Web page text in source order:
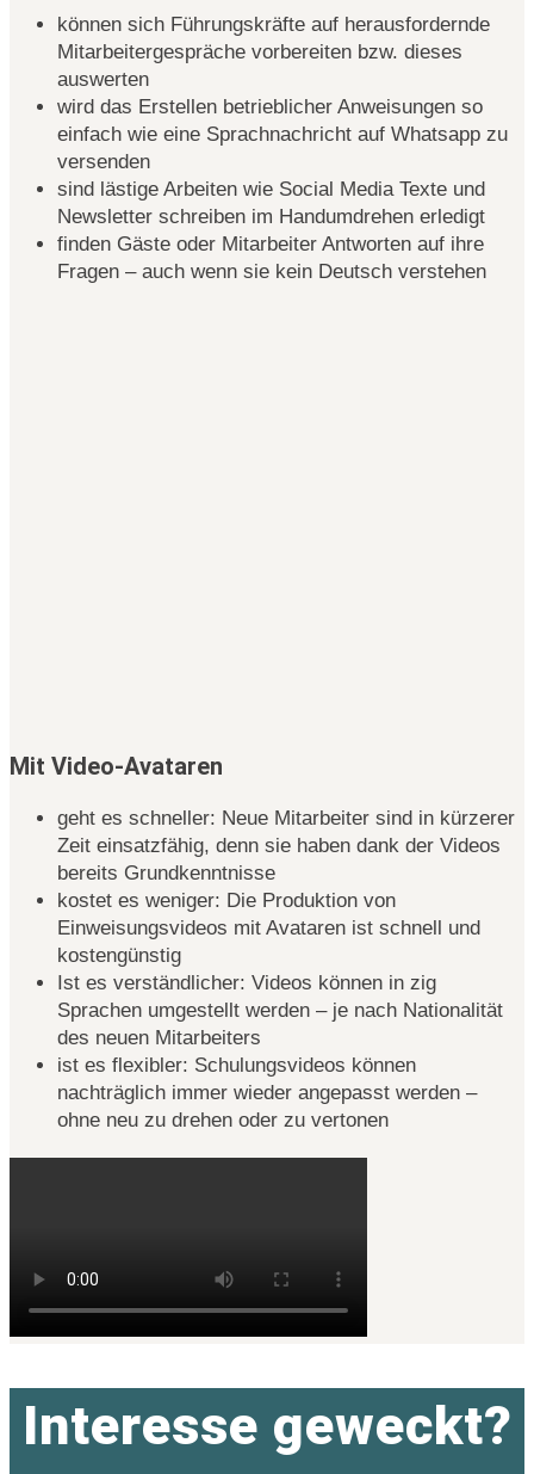
können sich Führungskräfte auf herausfordernde
Mitarbeitergespräche vorbereiten bzw. dieses
auswerten
wird das Erstellen betrieblicher Anweisungen so
einfach wie eine Sprachnachricht auf Whatsapp zu
versenden
sind lästige Arbeiten wie Social Media Texte und
Newsletter schreiben im Handumdrehen erledigt
finden Gäste oder Mitarbeiter Antworten auf ihre
Fragen – auch wenn sie kein Deutsch verstehen
Mit Video-Avataren
geht es schneller: Neue Mitarbeiter sind in kürzerer
Zeit einsatzfähig, denn sie haben dank der Videos
bereits Grundkenntnisse
kostet es weniger: Die Produktion von
Einweisungsvideos mit Avataren ist schnell und
kostengünstig
Ist es verständlicher: Videos können in zig
Sprachen umgestellt werden – je nach Nationalität
des neuen Mitarbeiters
ist es flexibler: Schulungsvideos können
nachträglich immer wieder angepasst werden –
ohne neu zu drehen oder zu vertonen
Interesse geweckt?